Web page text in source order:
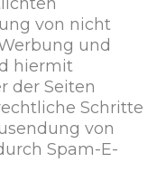
von nicht
und
hiermit
der Seiten
Schritte
von
Spam-E-